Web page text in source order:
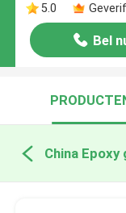
5.0
Bel
China